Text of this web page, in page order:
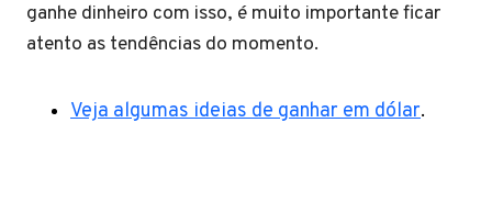
ganhe dinheiro com isso, é muito importante ficar
atento as tendências do momento.
Veja algumas ideias de ganhar em dólar.